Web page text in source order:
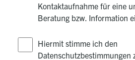
Kontaktaufnahme für eine
Beratung bzw. Information
Hiermit stimme ich den
Datenschutzbestimmungen